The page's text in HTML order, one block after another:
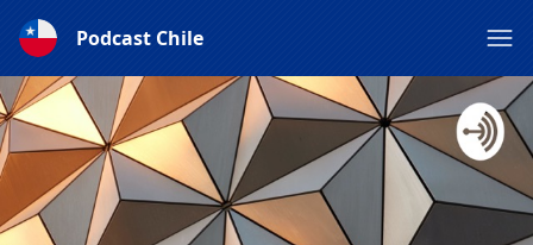
Podcast Chile